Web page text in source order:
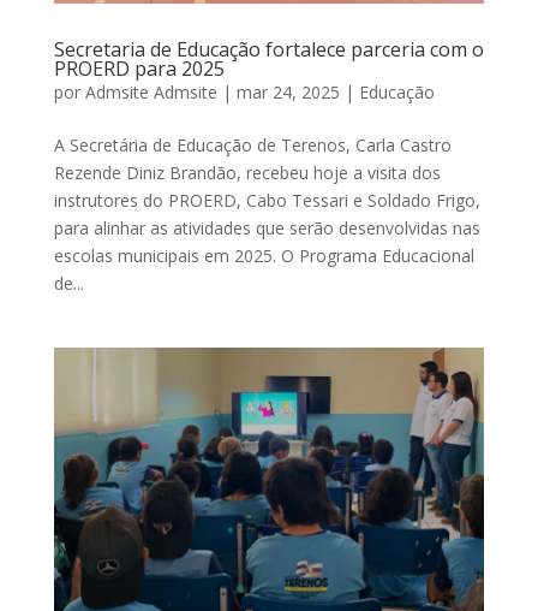
Secretaria de Educação fortalece parceria com o
PROERD para 2025
por Admsite Admsite | mar 24, 2025 | Educação
A Secretária de Educação de Terenos, Carla Castro
Rezende Diniz Brandão, recebeu hoje a visita dos
instrutores do PROERD, Cabo Tessari e Soldado Frigo,
para alinhar as atividades que serão desenvolvidas nas
escolas municipais em 2025. O Programa Educacional
de...